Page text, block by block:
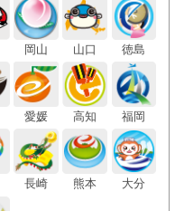
岡山 山口 徳島
愛媛 高知 福岡
長崎 熊本 大分